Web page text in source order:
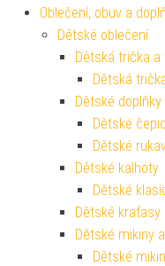
Oblečení, obuv a
Dětské oblečení
Dětská trička a
Dětská
Dětské doplňky
Dětské
Dětské
Dětské kalhoty
Dětské
Dětské
Dětské mikiny
Dětské